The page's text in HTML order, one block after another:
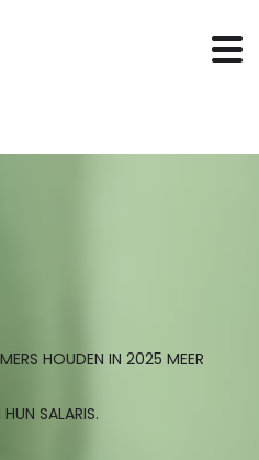
HOUDEN IN 2025 MEER
SALARIS.